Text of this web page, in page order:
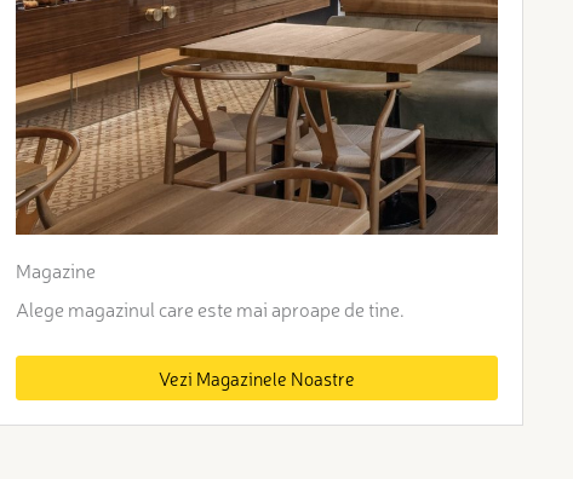
Magazine
Alege magazinul care este mai aproape de tine.
Vezi Magazinele Noastre